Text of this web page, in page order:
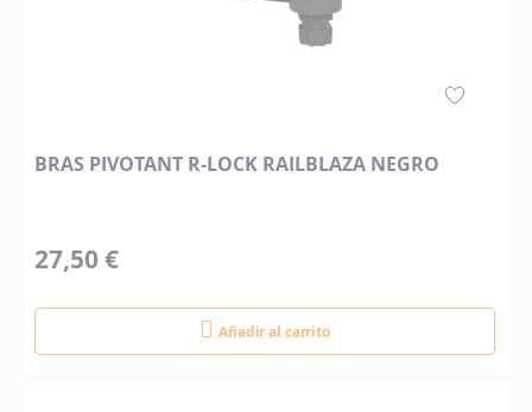
BRAS PIVOTANT R-LOCK RAILBLAZA NEGRO
27,50 €
Añadir al carrito